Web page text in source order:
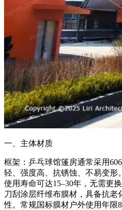
一、主体材质
框架：乒乓球馆篷房通常采用
轻、强度高、抗锈蚀、不易变形
使用寿命可达15–30年，无需更
刀刮涂层纤维布膜材，具备抗
性。常规国标膜材户外使用年限